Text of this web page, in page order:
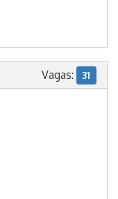
Vagas: 31